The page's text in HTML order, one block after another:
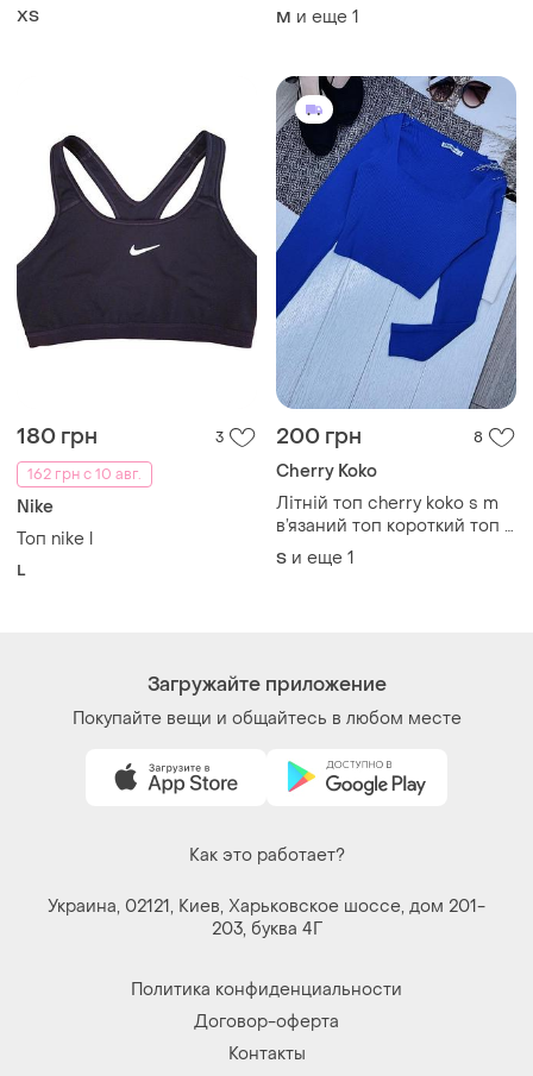
ХS M и еще 1
180 грн
3
162 грн с 10 авг.
Nike
Топ nike l
L
200 грн 8
Cherry Koko
Літній топ cherry koko s m
в’язаний топ короткий топ в
рубчик з довгим рукавом та
квадратним вирізом синій
S и еще 1
Загружайте приложение
Покупайте вещи и общайтесь в любом месте
Как это работает?
Украина, 02121, Киев, Харьковское шоссе, дом 201-
203, буква 4Г
Политика конфиденциальности
Договор-оферта
Контакты